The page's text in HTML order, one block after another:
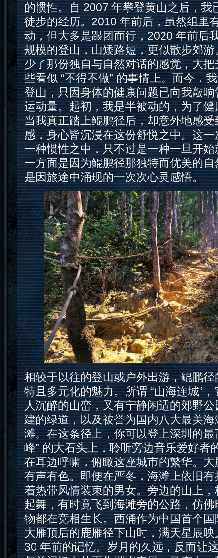
的惯性。自 2007 年攀登黄山之后，我
徒步的经历。2010 年前后，虽然组里
动，但大多是跟团而行，2020 年前后
规模的登山，山矮路短，更似散步郊
少了那份独自与自然对话的感觉，大
些看似 “不得不做” 的事情上。而今，
登山，只因身体的健康问题已向我敲
运动量。起初，我是半被动的，为了
当我真正踏上鲲鹏径后，却意外地感
感，身心皆沉浸在这份舒悦之中。这
一种惯性之中，只不过是一种一旦开
一方面是因为鲲鹏径那独特而优美的
是因旅途中涌现的一次次心灵感悟。
相较于以往的登山或户外出游，鲲鹏
特且多元化的魅力。所谓 “山海连城”
人沉醉的山峦，又有宁静闲适的郊野
建的绿道，以及被誉为国内八大最美
滩。在这条径上，你可以登上深圳的最
峰” 的大石头上，聆听旁边音乐爱好者
在耳边呼啸，俯瞰这座城市的繁华。
有声有色。即便在严冬，海滩上依旧
着热带风情装束的男女。旁边的山上
起舞，有时竟飞到海滩旁的公路，仿
物都在竞相生长。西涌作为中国首个
大雁顶后的鹿雁径下山时，满天星辰
30 年前的记忆。岁月的久远，反而让